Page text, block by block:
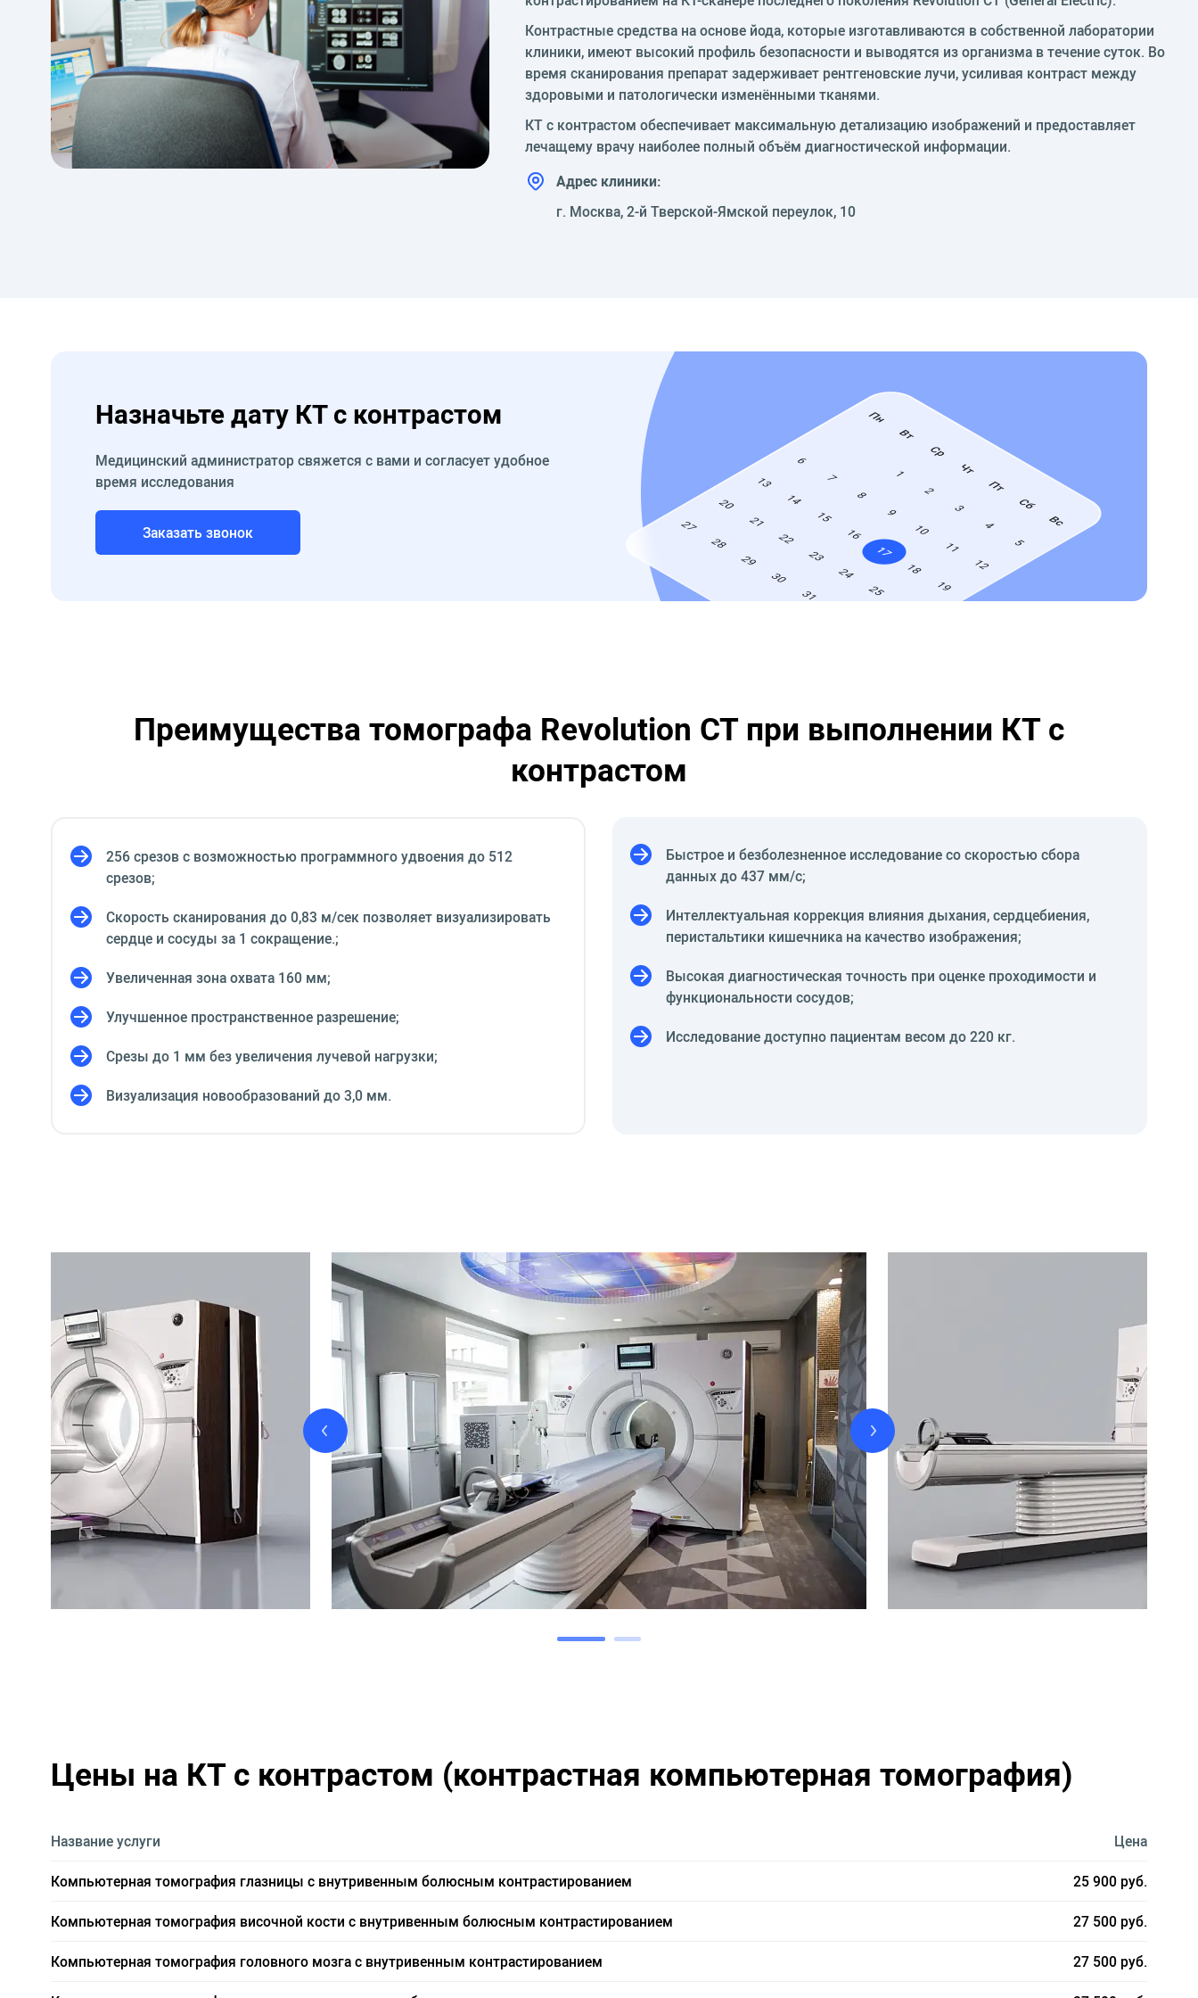
Контрастные средства на основе йода, которые изготавливаются в собственной лаборатории
клиники, имеют высокий профиль безопасности и выводятся из организма в течение суток. Во
время сканирования препарат задерживает рентгеновские лучи, усиливая контраст между
здоровыми и патологически изменёнными тканями.
КТ с контрастом обеспечивает максимальную детализацию изображений и предоставляет
лечащему врачу наиболее полный объём диагностической информации.
Адрес клиники:
г. Москва, 2-й Тверской-Ямской переулок, 10
Назначьте дату КТ с контрастом
Медицинский администратор свяжется с вами и согласует удобное
время исследования
Заказать звонок
Преимущества томографа Revolution CT при выполнении КТ с
контрастом
256 срезов с возможностью программного удвоения до 512
срезов;
Скорость сканирования до 0,83 м/сек позволяет визуализировать
сердце и сосуды за 1 сокращение.;
Увеличенная зона охвата 160 мм;
Улучшенное пространственное разрешение;
Срезы до 1 мм без увеличения лучевой нагрузки;
Визуализация новообразований до 3,0 мм.
Быстрое и безболезненное исследование со скоростью сбора
данных до 437 мм/с;
Интеллектуальная коррекция влияния дыхания, сердцебиения,
перистальтики кишечника на качество изображения;
Высокая диагностическая точность при оценке проходимости и
функциональности сосудов;
Исследование доступно пациентам весом до 220 кг.
Цены на КТ с контрастом (контрастная компьютерная томография)
Название услуги Цена
Компьютерная томография глазницы с внутривенным болюсным контрастированием 25 900 руб.
Компьютерная томография височной кости с внутривенным болюсным контрастированием 27 500 руб.
Компьютерная томография головного мозга с внутривенным контрастированием 27 500 руб.